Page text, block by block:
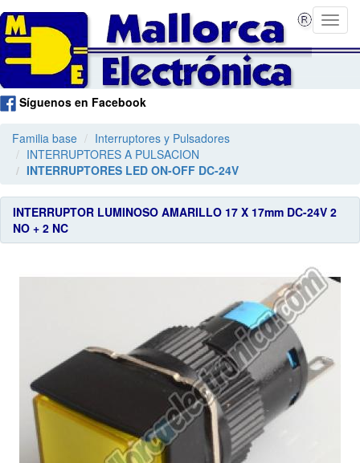
Síguenos en Facebook
Familia base
Interruptores y Pulsadores
INTERRUPTORES A PULSACION
INTERRUPTORES LED ON-OFF DC-24V
INTERRUPTOR LUMINOSO AMARILLO 17 X 17mm DC-24V 2
NO + 2 NC